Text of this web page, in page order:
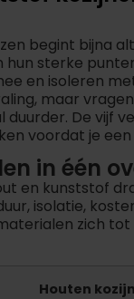
begint bijna
sterke
en isoleren
maar
duurder. De vijf
voordat je
in één
en kunststof
isolatie,
zich
Houten